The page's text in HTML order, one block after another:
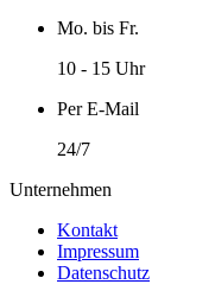
Mo. bis Fr.
10 - 15 Uhr
Per E-Mail
24/7
Unternehmen
Kontakt
Impressum
Datenschutz